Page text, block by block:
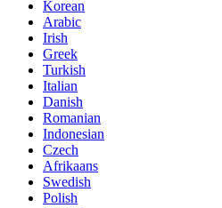
Korean
Arabic
Irish
Greek
Turkish
Italian
Danish
Romanian
Indonesian
Czech
Afrikaans
Swedish
Polish